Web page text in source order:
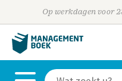
Op werkdagen voor